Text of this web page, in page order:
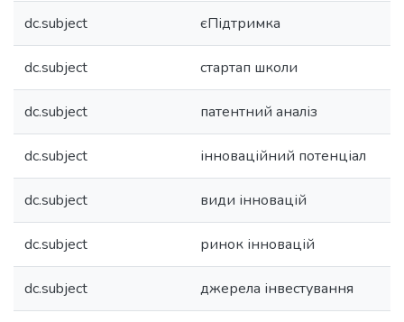
dc.subject єПідтримка
dc.subject стартап школи
dc.subject патентний аналіз
dc.subject інноваційний потенціал
dc.subject види інновацій
dc.subject ринок інновацій
dc.subject джерела інвестування